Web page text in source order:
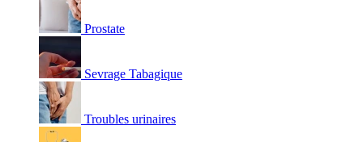
Prostate
Sevrage Tabagique
Troubles urinaires